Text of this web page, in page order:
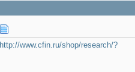
http://www.cfin.ru/shop/research/?